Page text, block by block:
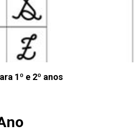
1º e 2º anos